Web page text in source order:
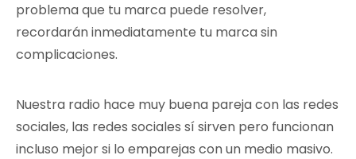
problema que tu marca puede resolver,
recordarán inmediatamente tu marca sin
complicaciones.
Nuestra radio hace muy buena pareja con las redes
sociales, las redes sociales sí sirven pero funcionan
incluso mejor si lo emparejas con un medio masivo.